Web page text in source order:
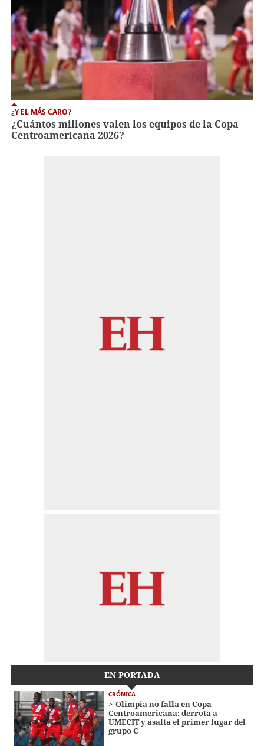
¿Y EL MÁS CARO?
¿Cuántos millones valen los equipos de la Copa
Centroamericana 2026?
EN PORTADA
CRÓNICA
Olimpia no falla en Copa
Centroamericana: derrota a
UMECIT y asalta el primer lugar del
grupo C